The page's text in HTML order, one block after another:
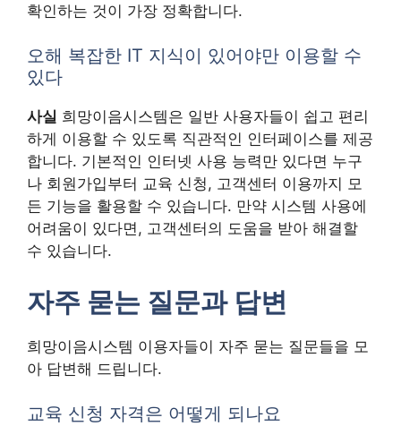
확인하는 것이 가장 정확합니다.
오해 복잡한 IT 지식이 있어야만 이용할 수
있다
사실 희망이음시스템은 일반 사용자들이 쉽고 편리
하게 이용할 수 있도록 직관적인 인터페이스를 제공
합니다. 기본적인 인터넷 사용 능력만 있다면 누구
나 회원가입부터 교육 신청, 고객센터 이용까지 모
든 기능을 활용할 수 있습니다. 만약 시스템 사용에
어려움이 있다면, 고객센터의 도움을 받아 해결할
수 있습니다.
자주 묻는 질문과 답변
희망이음시스템 이용자들이 자주 묻는 질문들을 모
아 답변해 드립니다.
교육 신청 자격은 어떻게 되나요